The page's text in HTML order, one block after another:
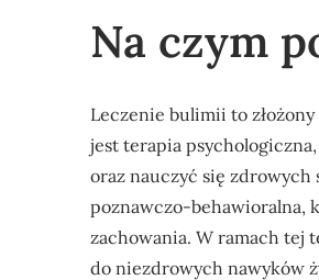
Na czym
Leczenie bulimii to
jest terapia
oraz nauczyć się zdrowych
poznawczo-behawioralna,
zachowania. W ramach tej
do niezdrowych nawyków